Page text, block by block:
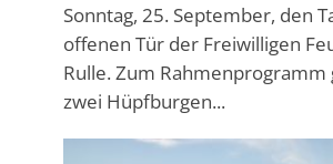
Sonntag, 25. September, den
offenen Tür der Freiwilligen
Rulle. Zum
zwei Hüpfburgen...